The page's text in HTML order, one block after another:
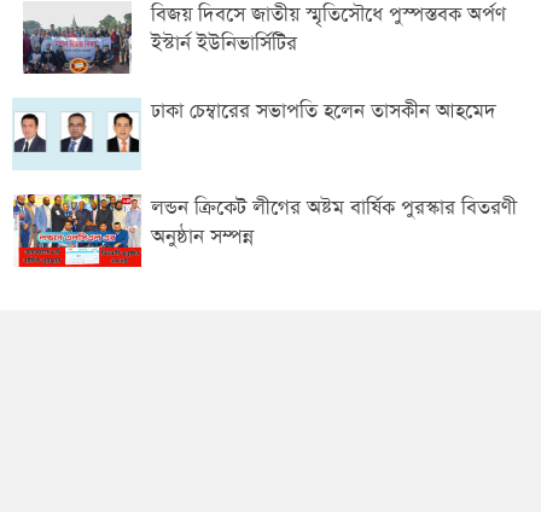
বিজয় দিবসে জাতীয় স্মৃতিসৌধে পুস্পস্তবক অর্পণ
ইস্টার্ন ইউনিভার্সিটির
ঢাকা চেম্বারের সভাপতি হলেন তাসকীন আহমেদ
লন্ডন ক্রিকেট লীগের অষ্টম বার্ষিক পুরস্কার বিতরণী
অনুষ্ঠান সম্পন্ন